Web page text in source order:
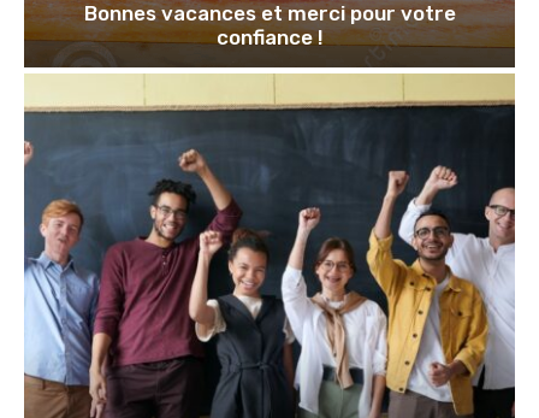
Bonnes vacances et merci pour votre
confiance !